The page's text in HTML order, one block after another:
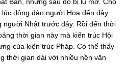
đông đảo người Hoa đến đây
người Nhật trước đây. Rồi đến thời
thời gian này mà kiến trúc Hội
của kiến trúc Pháp. Có thể thấy
thời gian dài với nhiều nền văn